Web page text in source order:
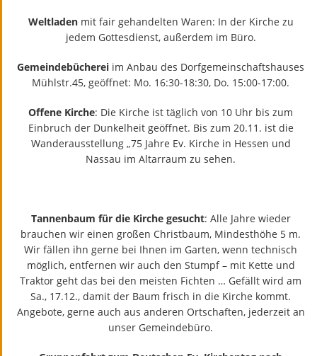
Weltladenmit fair gehandelten Waren: In der Kirche zu
jedem Gottesdienst, außerdem im Büro.
Gemeindebücherei im Anbau des Dorfgemeinschaftshauses
Mühlstr.45, geöffnet: Mo. 16:30-18:30, Do. 15:00-17:00.
Offene Kirche: Die Kirche ist täglich von 10 Uhr bis zum
Einbruch der Dunkelheit geöffnet. Bis zum 20.11. ist die
Wanderausstellung „75 Jahre Ev. Kirche in Hessen und
Nassau im Altarraum zu sehen.
Tannenbaum für die Kirche gesucht: Alle Jahre wieder
brauchen wir einen großen Christbaum, Mindesthöhe 5 m.
Wir fällen ihn gerne bei Ihnen im Garten, wenn technisch
möglich, entfernen wir auch den Stumpf – mit Kette und
Traktor geht das bei den meisten Fichten … Gefällt wird am
Sa., 17.12., damit der Baum frisch in die Kirche kommt.
Angebote, gerne auch aus anderen Ortschaften, jederzeit an
unser Gemeindebüro.